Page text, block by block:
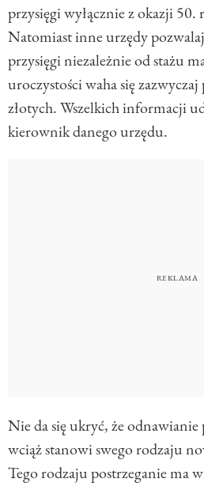
przysięgi wyłącznie z okazji
Natomiast inne urzędy
przysięgi niezależnie od stażu
uroczystości waha się
złotych. Wszelkich informacji
kierownik danego urzędu.
Nie da się ukryć, że
wciąż stanowi swego rodzaju
Tego rodzaju postrzeganie ma